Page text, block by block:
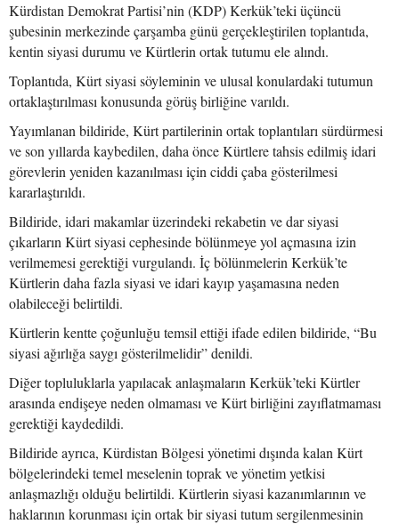
Kürdistan Demokrat Partisi’nin (KDP) Kerkük’teki üçüncü
şubesinin merkezinde çarşamba günü gerçekleştirilen toplantıda,
kentin siyasi durumu ve Kürtlerin ortak tutumu ele alındı.
Toplantıda, Kürt siyasi söyleminin ve ulusal konulardaki tutumun
ortaklaştırılması konusunda görüş birliğine varıldı.
Yayımlanan bildiride, Kürt partilerinin ortak toplantıları sürdürmesi
ve son yıllarda kaybedilen, daha önce Kürtlere tahsis edilmiş idari
görevlerin yeniden kazanılması için ciddi çaba gösterilmesi
kararlaştırıldı.
Bildiride, idari makamlar üzerindeki rekabetin ve dar siyasi
çıkarların Kürt siyasi cephesinde bölünmeye yol açmasına izin
verilmemesi gerektiği vurgulandı. İç bölünmelerin Kerkük’te
Kürtlerin daha fazla siyasi ve idari kayıp yaşamasına neden
olabileceği belirtildi.
Kürtlerin kentte çoğunluğu temsil ettiği ifade edilen bildiride, “Bu
siyasi ağırlığa saygı gösterilmelidir” denildi.
Diğer topluluklarla yapılacak anlaşmaların Kerkük’teki Kürtler
arasında endişeye neden olmaması ve Kürt birliğini zayıflatmaması
gerektiği kaydedildi.
Bildiride ayrıca, Kürdistan Bölgesi yönetimi dışında kalan Kürt
bölgelerindeki temel meselenin toprak ve yönetim yetkisi
anlaşmazlığı olduğu belirtildi. Kürtlerin siyasi kazanımlarının ve
haklarının korunması için ortak bir siyasi tutum sergilenmesinin